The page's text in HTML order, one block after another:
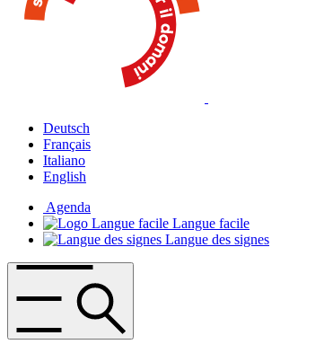
Deutsch
Français
Italiano
English
Agenda
Langue facile
Langue des signes